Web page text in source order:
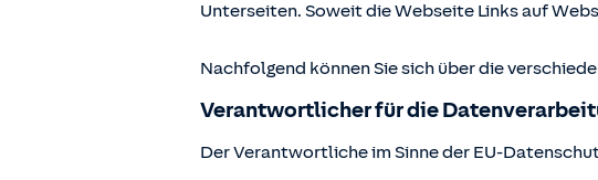
Unterseiten. Soweit die Webseite Links auf
Nachfolgend können Sie sich über die
Verantwortlicher für die
Der Verantwortliche im Sinne der EU-